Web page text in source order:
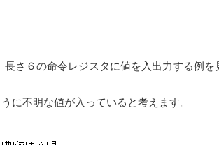
さ６の命令レジスタに値を入出力する例を
に不明な値が入っていると考えます。